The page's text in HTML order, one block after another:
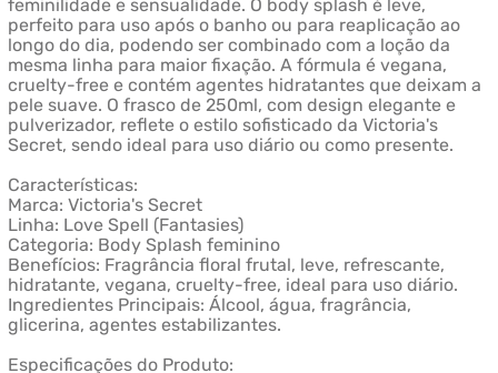
feminilidade e sensualidade. O body splash é leve,
perfeito para uso após o banho ou para reaplicação ao
longo do dia, podendo ser combinado com a loção da
mesma linha para maior fixação. A fórmula é vegana,
cruelty-free e contém agentes hidratantes que deixam a
pele suave. O frasco de 250ml, com design elegante e
pulverizador, reflete o estilo sofisticado da Victoria's
Secret, sendo ideal para uso diário ou como presente.
Características:
Marca: Victoria's Secret
Linha: Love Spell (Fantasies)
Categoria: Body Splash feminino
Benefícios: Fragrância floral frutal, leve, refrescante,
hidratante, vegana, cruelty-free, ideal para uso diário.
Ingredientes Principais: Álcool, água, fragrância,
glicerina, agentes estabilizantes.
Especificações do Produto: